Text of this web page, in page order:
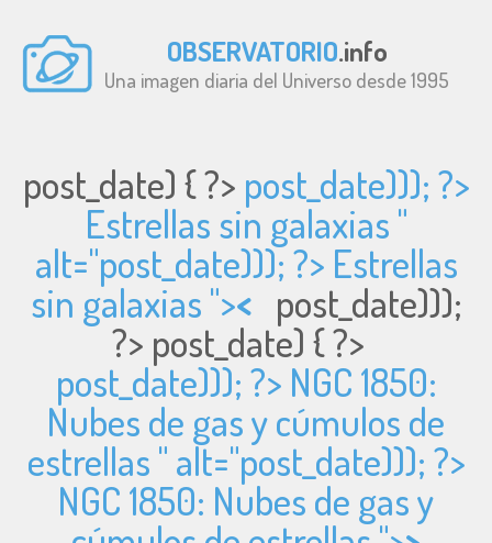
OBSERVATORIO.info
Una imagen diaria del Universo desde 1995
post_date) { ?> post_date))); ?>
Estrellas sin galaxias "
alt="post_date))); ?> Estrellas
sin galaxias ">< post_date)));
?> post_date) { ?>
post_date))); ?> NGC 1850:
Nubes de gas y cúmulos de
estrellas " alt="post_date))); ?>
NGC 1850: Nubes de gas y